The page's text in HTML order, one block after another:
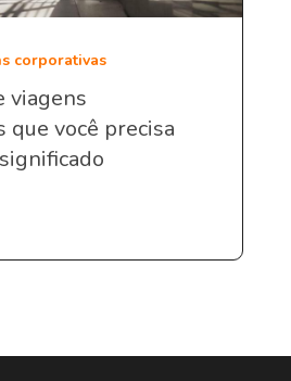
corporativas
viagens
que você precisa